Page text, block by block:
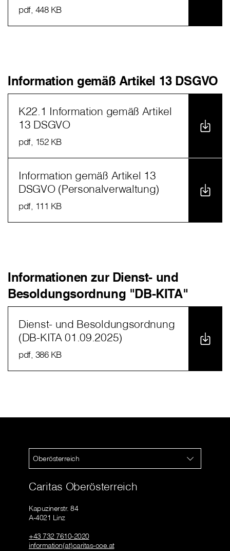
pdf, 448 KB
Information gemäß Artikel 13 DSGVO
K22.1 Information gemäß Artikel
13 DSGVO
pdf, 152 KB
Information gemäß Artikel 13
DSGVO (Personalverwaltung)
pdf, 111 KB
Informationen zur Dienst- und
Besoldungsordnung "DB-KITA"
Dienst- und Besoldungsordnung
(DB-KITA 01.09.2025)
pdf, 386 KB
Oberösterreich
Caritas Oberösterreich
Kapuzinerstr. 84
A-4021 Linz
+43 732 7610-2020
information(at)caritas-ooe.at